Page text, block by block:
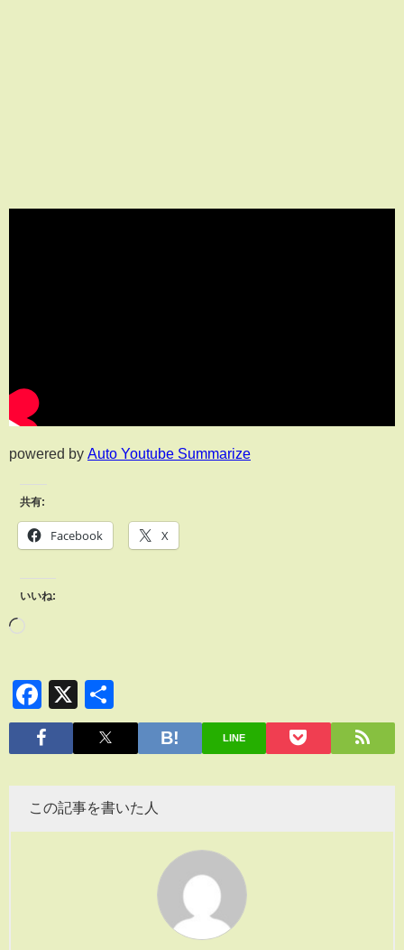
powered by Auto Youtube Summarize
共有:
Facebook X
いいね:
Facebook
X
有
LINE
この記事を書いた人